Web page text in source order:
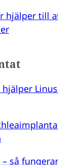
hjälper till
så